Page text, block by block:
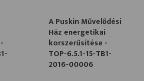
A Puskin Művelődési
Ház energetikai
korszerűsítése -
TOP-6.5.1-15-TB1-
2016-00006